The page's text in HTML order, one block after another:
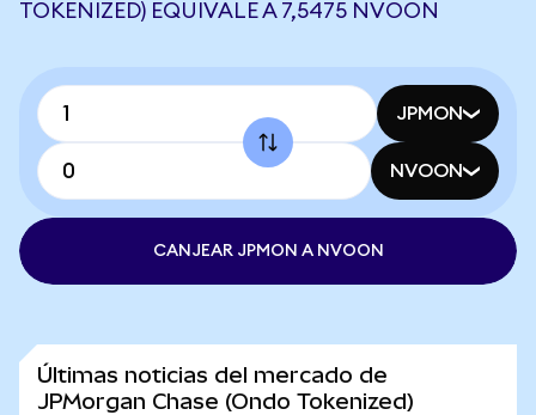
TOKENIZED) EQUIVALE A 7,5475 NVOON
JPMON
NVOON
CANJEAR JPMON A NVOON
Últimas noticias del mercado de
JPMorgan Chase (Ondo Tokenized)